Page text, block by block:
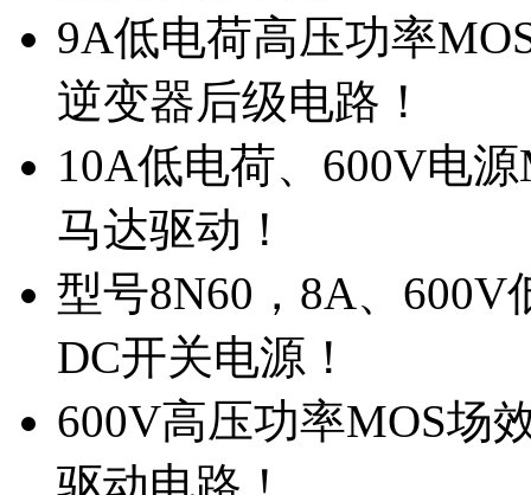
9A低电荷高压功率
逆变器后级电路！
10A低电荷、600V电
马达驱动！
型号8N60，8A、
DC开关电源！
600V高压功率MOS场